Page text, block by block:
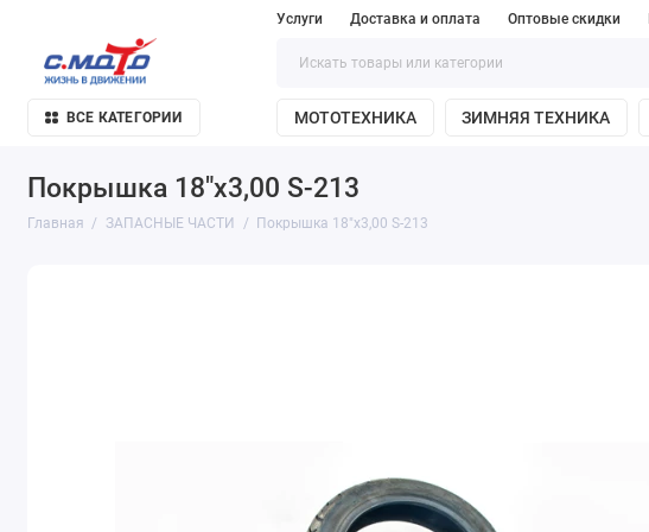
Услуги Доставка и оплата Оптовые скидки
ВСЕ КАТЕГОРИИ МОТОТЕХНИКА ЗИМНЯЯ ТЕХНИКА
Покрышка 18"х3,00 S-213
Главная ЗАПАСНЫЕ ЧАСТИ Покрышка 18"х3,00 S-213